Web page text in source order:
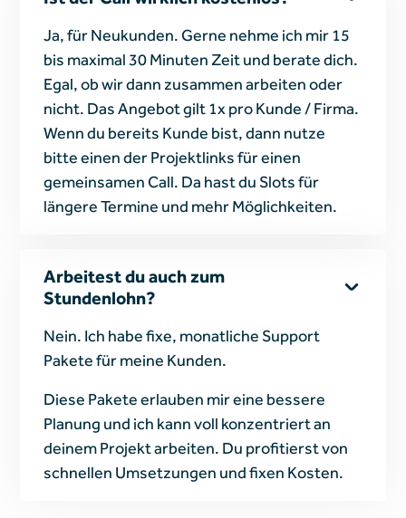
Ja, für Neukunden. Gerne nehme ich mir 15
bis maximal 30 Minuten Zeit und berate dich.
Egal, ob wir dann zusammen arbeiten oder
nicht. Das Angebot gilt 1x pro Kunde / Firma.
Wenn du bereits Kunde bist, dann nutze
bitte einen der Projektlinks für einen
gemeinsamen Call. Da hast du Slots für
längere Termine und mehr Möglichkeiten.
Arbeitest du auch zum
Stundenlohn?
Nein. Ich habe fixe, monatliche Support
Pakete für meine Kunden.
Diese Pakete erlauben mir eine bessere
Planung und ich kann voll konzentriert an
deinem Projekt arbeiten. Du profitierst von
schnellen Umsetzungen und fixen Kosten.